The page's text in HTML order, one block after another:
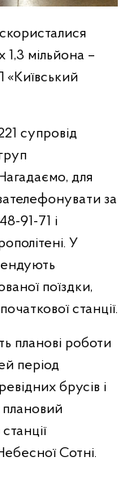
1,3 мільйона –
«Київський
супровід
для
за
91-71 і
У
поїздки,
станції.
планові роботи
період
брусів і
плановий
Сотні.